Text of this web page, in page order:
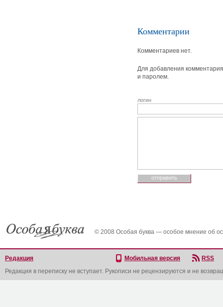
Комментарии
Комментариев нет.
Для добавления
и паролем.
логин
© 2008 Особая буква — особое мнение об
Редакция Мобильная версия
RSS
Редакция в переписку не вступает. Рукописи не рецензируются и не